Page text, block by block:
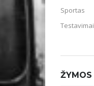
Sportas
Testavimai
ŽYMOS